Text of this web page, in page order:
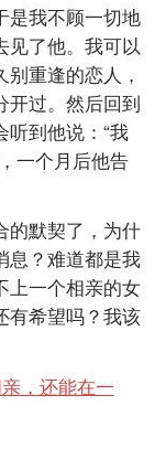
是我不顾一切地
见了他。我可以
重逢的恋人，
开过。然后回到
到他说：“我
一个月后他告
的默契了，为什
息？难道都是我
上一个相亲的女
有希望吗？我该